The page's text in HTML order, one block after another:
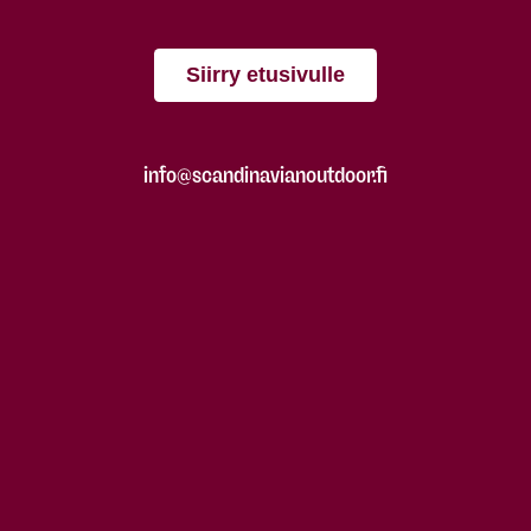
Siirry etusivulle
info@scandinavianoutdoor.fi